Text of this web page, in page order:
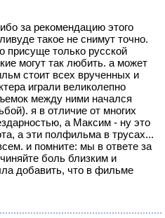
за рекомендацию этого
такое не снимут точно.
присуще только русской
могут так любить. а может
стоит всех врученных и
играли великолепно
между ними начался
я в отличие от многих
а Максим - ну это
а эти полфильма в трусах...
и помните: мы в ответе за
боль близким и
добавить, что в фильме